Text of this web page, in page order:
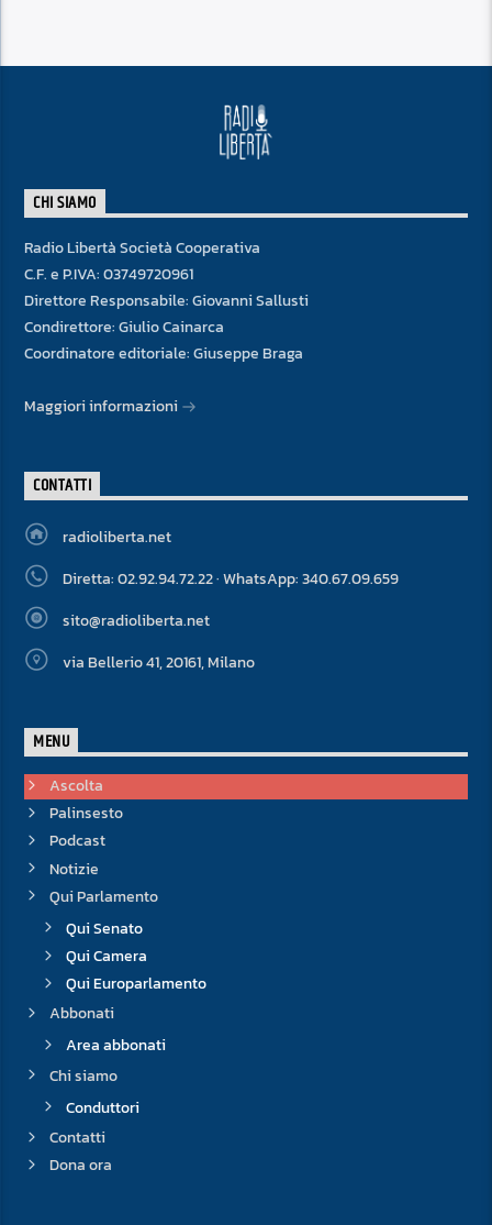
CHI SIAMO
Radio Libertà Società Cooperativa
C.F. e P.IVA: 03749720961
Direttore Responsabile: Giovanni Sallusti
Condirettore: Giulio Cainarca
Coordinatore editoriale: Giuseppe Braga
Maggiori informazioni
CONTATTI
radioliberta.net
Diretta: 02.92.94.72.22 · WhatsApp: 340.67.09.659
sito@radioliberta.net
via Bellerio 41, 20161, Milano
MENU
Ascolta
Palinsesto
Podcast
Notizie
Qui Parlamento
Qui Senato
Qui Camera
Qui Europarlamento
Abbonati
Area abbonati
Chi siamo
Conduttori
Contatti
Dona ora